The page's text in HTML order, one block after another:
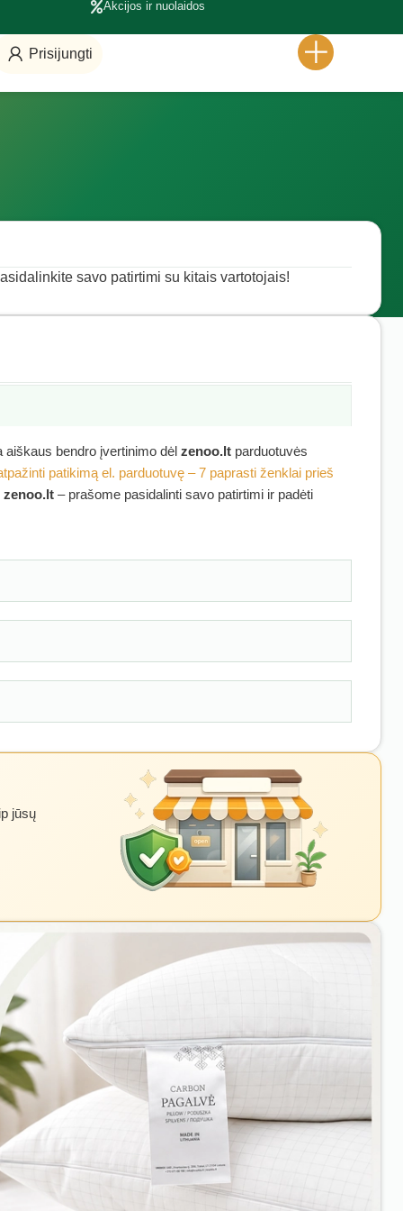
Akcijos ir nuolaidos
Prisijungti
savo patirtimi su kitais vartotojais!
aiškaus bendro įvertinimo dėl zenoo.lt parduotuvės
patikimą el. parduotuvę – 7 paprasti ženklai prieš
zenoo.lt – prašome pasidalinti savo patirtimi ir padėti
jūsų